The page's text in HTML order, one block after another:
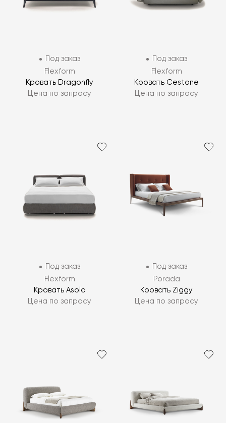
Под заказ
Flexform
Кровать Dragonfly
Цена по запросу
Под заказ
Flexform
Кровать Cestone
Цена по запросу
Под заказ
Flexform
Кровать Asolo
Цена по запросу
Под заказ
Porada
Кровать Ziggy
Цена по запросу